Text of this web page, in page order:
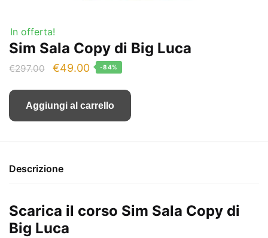
In offerta!
Sim Sala Copy di Big Luca
€297.00
Il
originale
€49.00Il
attuale
-84%
Aggiungi al carrello
Descrizione
Scarica il corso Sim Sala Copy di
Big Luca